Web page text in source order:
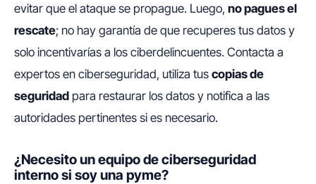
evitar que el ataque se propague. Luego, no pagues el
rescate; no hay garantía de que recuperes tus datos y
solo incentivarías a los ciberdelincuentes. Contacta a
expertos en ciberseguridad, utiliza tus copias de
seguridad para restaurar los datos y notifica a las
autoridades pertinentes si es necesario.
¿Necesito un equipo de ciberseguridad
interno si soy una pyme?